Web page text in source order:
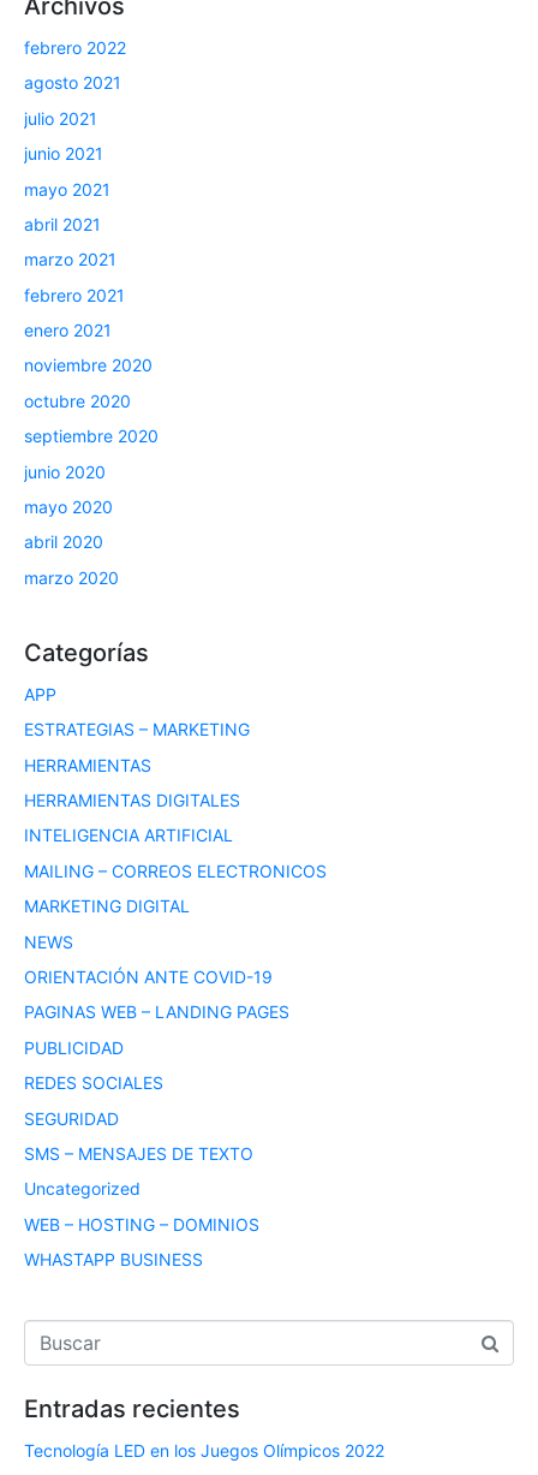
Archivos
febrero 2022
agosto 2021
julio 2021
junio 2021
mayo 2021
abril 2021
marzo 2021
febrero 2021
enero 2021
noviembre 2020
octubre 2020
septiembre 2020
junio 2020
mayo 2020
abril 2020
marzo 2020
Categorías
APP
ESTRATEGIAS – MARKETING
HERRAMIENTAS
HERRAMIENTAS DIGITALES
INTELIGENCIA ARTIFICIAL
MAILING – CORREOS ELECTRONICOS
MARKETING DIGITAL
NEWS
ORIENTACIÓN ANTE COVID-19
PAGINAS WEB – LANDING PAGES
PUBLICIDAD
REDES SOCIALES
SEGURIDAD
SMS – MENSAJES DE TEXTO
Uncategorized
WEB – HOSTING – DOMINIOS
WHASTAPP BUSINESS
Entradas recientes
Tecnología LED en los Juegos Olímpicos 2022